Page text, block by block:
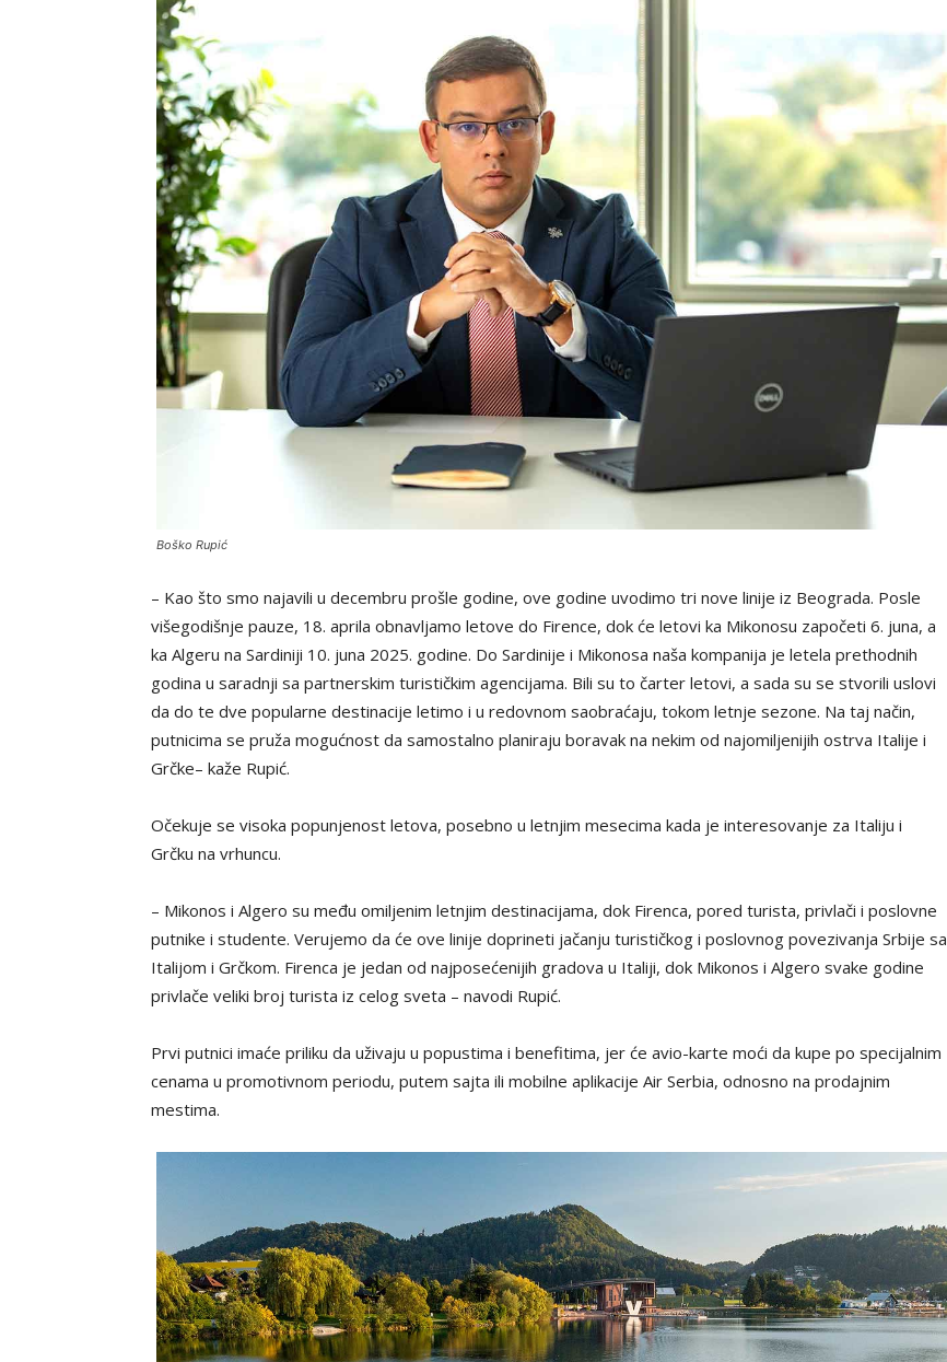
Boško Rupić
– Kao što smo najavili u decembru prošle godine, ove godine uvodimo tri nove linije iz Beograda. Posle
višegodišnje pauze, 18. aprila obnavljamo letove do Firence, dok će letovi ka Mikonosu započeti 6. juna, a
ka Algeru na Sardiniji 10. juna 2025. godine. Do Sardinije i Mikonosa naša kompanija je letela prethodnih
godina u saradnji sa partnerskim turističkim agencijama. Bili su to čarter letovi, a sada su se stvorili uslovi
da do te dve popularne destinacije letimo i u redovnom saobraćaju, tokom letnje sezone. Na taj način,
putnicima se pruža mogućnost da samostalno planiraju boravak na nekim od najomiljenijih ostrva Italije i
Grčke– kaže Rupić.
Očekuje se visoka popunjenost letova, posebno u letnjim mesecima kada je interesovanje za Italiju i
Grčku na vrhuncu.
– Mikonos i Algero su među omiljenim letnjim destinacijama, dok Firenca, pored turista, privlači i poslovne
putnike i studente. Verujemo da će ove linije doprineti jačanju turističkog i poslovnog povezivanja Srbije sa
Italijom i Grčkom. Firenca je jedan od najposećenijih gradova u Italiji, dok Mikonos i Algero svake godine
privlače veliki broj turista iz celog sveta – navodi Rupić.
Prvi putnici imaće priliku da uživaju u popustima i benefitima, jer će avio-karte moći da kupe po specijalnim
cenama u promotivnom periodu, putem sajta ili mobilne aplikacije Air Serbia, odnosno na prodajnim
mestima.